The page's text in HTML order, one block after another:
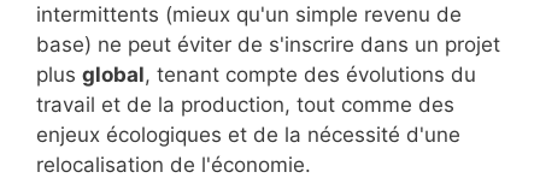
intermittents (mieux qu'un simple revenu de
base) ne peut éviter de s'inscrire dans un projet
plus global, tenant compte des évolutions du
travail et de la production, tout comme des
enjeux écologiques et de la nécessité d'une
relocalisation de l'économie.